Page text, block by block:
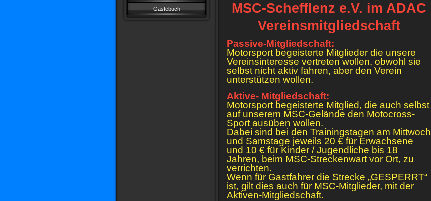
Gästebuch
MSC-Schefflenz e.V. im ADAC
Vereinsmitgliedschaft
Passive-Mitgliedschaft:
Motorsport begeisterte Mitglieder die unsere
Vereinsinteresse vertreten wollen, obwohl sie
selbst nicht aktiv fahren, aber den Verein
unterstützen wollen.
Aktive- Mitgliedschaft:
Motorsport begeisterte Mitglied, die auch selbst
auf unserem MSC-Gelände den Motocross-
Sport ausüben wollen.
Dabei sind bei den Trainingstagen am Mittwoch
und Samstage jeweils 20 € für Erwachsene
und 10 € für Kinder / Jugendliche bis 18
Jahren, beim MSC-Streckenwart vor Ort, zu
verrichten.
Wenn für Gastfahrer die Strecke „GESPERRT“
ist, gilt dies auch für MSC-Mitglieder, mit der
Aktiven-Mitgliedschaft.